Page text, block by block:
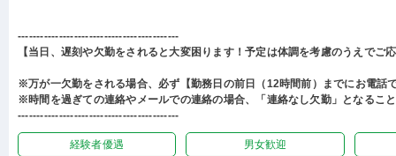
-------------------------------------------
【当日、遅刻や欠勤をされると大変困ります！予定は体調を考慮のうえでご
※万が一欠勤をされる場合、必ず【勤務日の前日（12時間前）までにお電話
※時間を過ぎての連絡やメールでの連絡の場合、「連絡なし欠勤」となるこ
-------------------------------------------
経験者優遇 男女歓迎